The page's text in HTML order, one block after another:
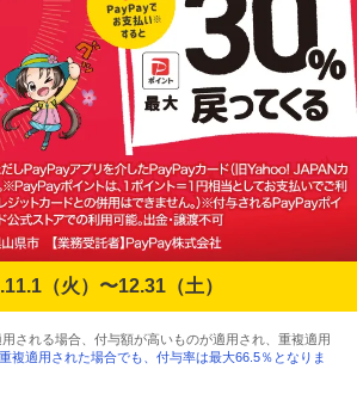
（火）〜12.31（土）
される場合、付与額が高いものが適用され、重複適用
重複適用された場合でも、付与率は最大66.5％となりま